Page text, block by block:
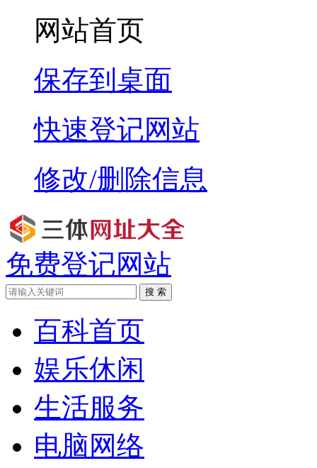
网站首页
保存到桌面
快速登记网站
修改/删除信息
免费登记网站
搜 索
百科首页
娱乐休闲
生活服务
电脑网络